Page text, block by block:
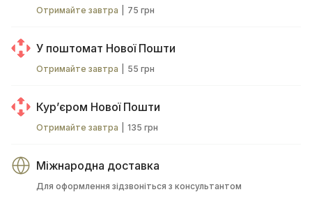
Отримайте завтра 75 грн
У поштомат Нової Пошти
Отримайте завтра 55 грн
Курʼєром Нової Пошти
Отримайте завтра 135 грн
Міжнародна доставка
Для оформлення зідзвоніться з консультантом